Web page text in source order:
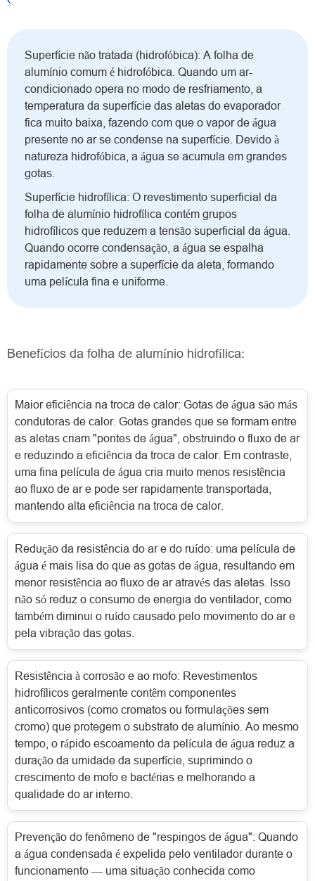
Superfície não tratada (hidrofóbica): A folha de
alumínio comum é hidrofóbica. Quando um ar-
condicionado opera no modo de resfriamento, a
temperatura da superfície das aletas do evaporador
fica muito baixa, fazendo com que o vapor de água
presente no ar se condense na superfície. Devido à
natureza hidrofóbica, a água se acumula em grandes
gotas.
Superfície hidrofílica: O revestimento superficial da
folha de alumínio hidrofílica contém grupos
hidrofílicos que reduzem a tensão superficial da água.
Quando ocorre condensação, a água se espalha
rapidamente sobre a superfície da aleta, formando
uma película fina e uniforme.
Benefícios da folha de alumínio hidrofílica:
Maior eficiência na troca de calor: Gotas de água são más
condutoras de calor. Gotas grandes que se formam entre
as aletas criam "pontes de água", obstruindo o fluxo de ar
e reduzindo a eficiência da troca de calor. Em contraste,
uma fina película de água cria muito menos resistência
ao fluxo de ar e pode ser rapidamente transportada,
mantendo alta eficiência na troca de calor.
Redução da resistência do ar e do ruído: uma película de
água é mais lisa do que as gotas de água, resultando em
menor resistência ao fluxo de ar através das aletas. Isso
não só reduz o consumo de energia do ventilador, como
também diminui o ruído causado pelo movimento do ar e
pela vibração das gotas.
Resistência à corrosão e ao mofo: Revestimentos
hidrofílicos geralmente contêm componentes
anticorrosivos (como cromatos ou formulações sem
cromo) que protegem o substrato de alumínio. Ao mesmo
tempo, o rápido escoamento da película de água reduz a
duração da umidade da superfície, suprimindo o
crescimento de mofo e bactérias e melhorando a
qualidade do ar interno.
Prevenção do fenômeno de "respingos de água": Quando
a água condensada é expelida pelo ventilador durante o
funcionamento — uma situação conhecida como